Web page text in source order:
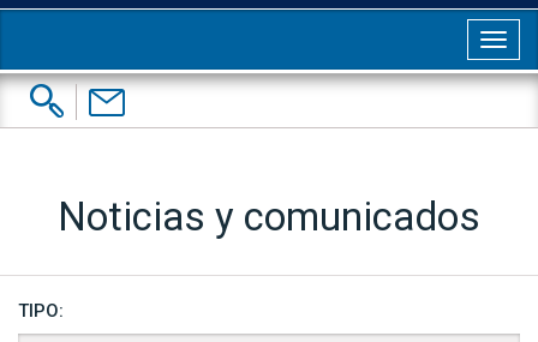
Buscar:
Contáctenos
Noticias y comunicados
TIPO: